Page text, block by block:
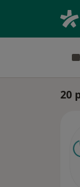
20